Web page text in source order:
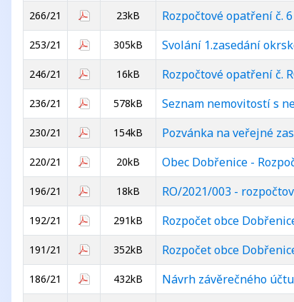
266/21 23kB Rozpočtové opatření č.
253/21 305kB Svolání 1.zasedání
246/21 16kB Rozpočtové opatření č.
236/21 578kB Seznam nemovitostí s
230/21 154kB Pozvánka na veřejné
220/21 20kB Obec Dobřenice -
196/21 18kB RO/2021/003 -
192/21 291kB Rozpočet obce
191/21 352kB Rozpočet obce
186/21 432kB Návrh závěrečného